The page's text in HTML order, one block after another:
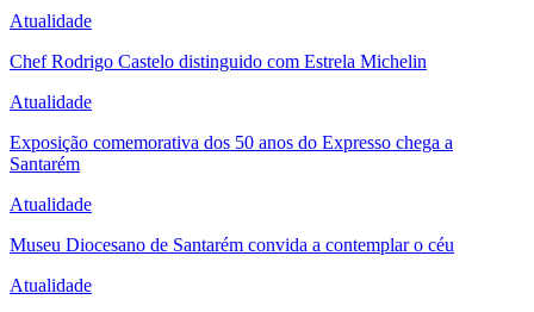
Atualidade
Chef Rodrigo Castelo distinguido com Estrela Michelin
Atualidade
Exposição comemorativa dos 50 anos do Expresso chega a
Santarém
Atualidade
Museu Diocesano de Santarém convida a contemplar o céu
Atualidade